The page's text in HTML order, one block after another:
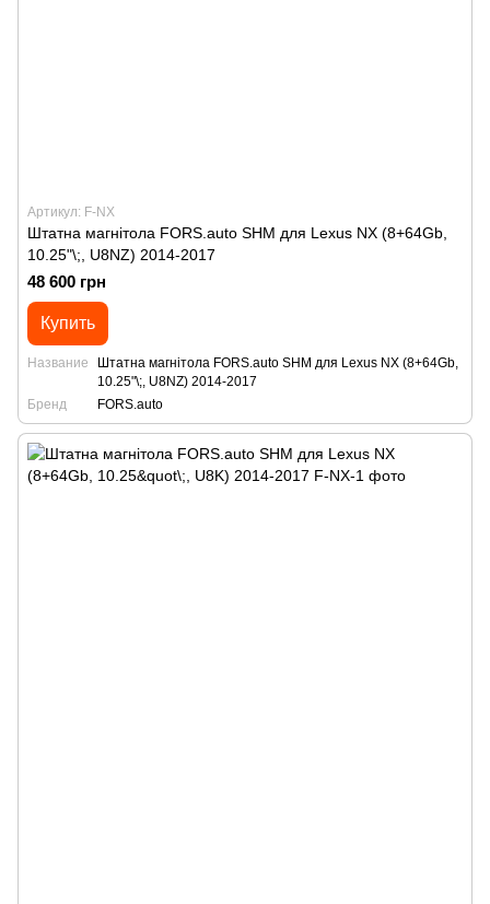
Артикул: F-NX
Штатна магнітола FORS.auto SHM для Lexus NX (8+64Gb,
10.25"\;, U8NZ) 2014-2017
48 600 грн
Купить
Название
Штатна магнітола FORS.auto SHM для Lexus NX (8+64Gb,
10.25"\;, U8NZ) 2014-2017
Бренд
FORS.auto